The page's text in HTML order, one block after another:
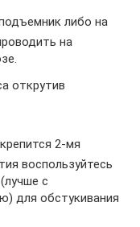
либо на
на
открутив
2-мя
воспользуйтесь
с
для обстукивания